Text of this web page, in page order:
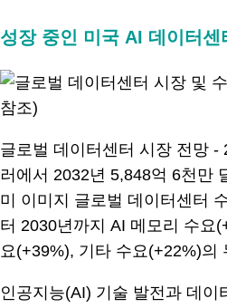
성장 중인 미국 AI 데이터센
글로벌 데이터센터 시장 전망 -
러에서 2032년 5,848억 6천만
미 이미지 글로벌 데이터센터
터 2030년까지 AI 메모리 수요
요(+39%), 기타 수요(+22%)의
인공지능(AI) 기술 발전과 데이